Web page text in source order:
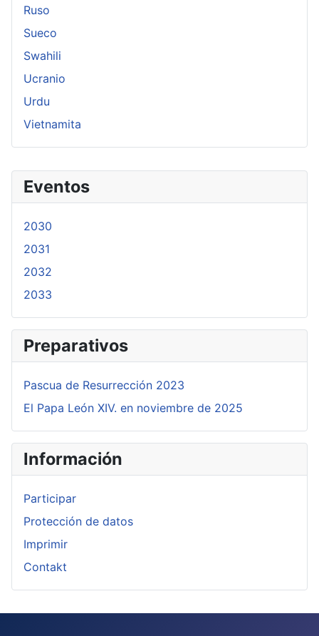
Eventos
2030
2031
2032
2033
Preparativos
Pascua de Resurrección 2023
El Papa León XIV. en noviembre de 2025
Información
Participar
Protección de datos
Imprimir
Contakt
Ruso
Sueco
Swahili
Ucranio
Urdu
Vietnamita